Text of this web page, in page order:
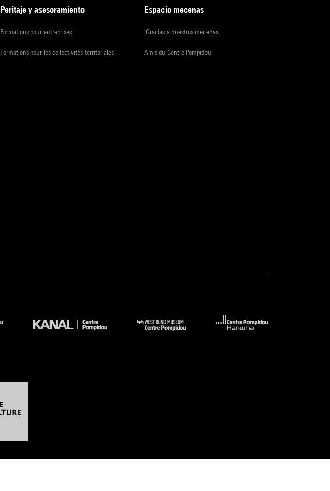
Peritaje y asesoramiento
Formations pour entreprises
Formations pour les collectivités territoriales
Espacio mecenas
¡Gracias a nuestros mecenas!
Amis du Centre Pompidou